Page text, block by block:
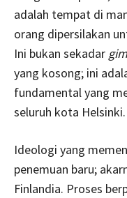
adalah tempat di
orang dipersilakan
Ini bukan sekadar
yang kosong; ini
fundamental yang
seluruh kota Helsinki.
Ideologi yang
penemuan baru;
Finlandia. Proses